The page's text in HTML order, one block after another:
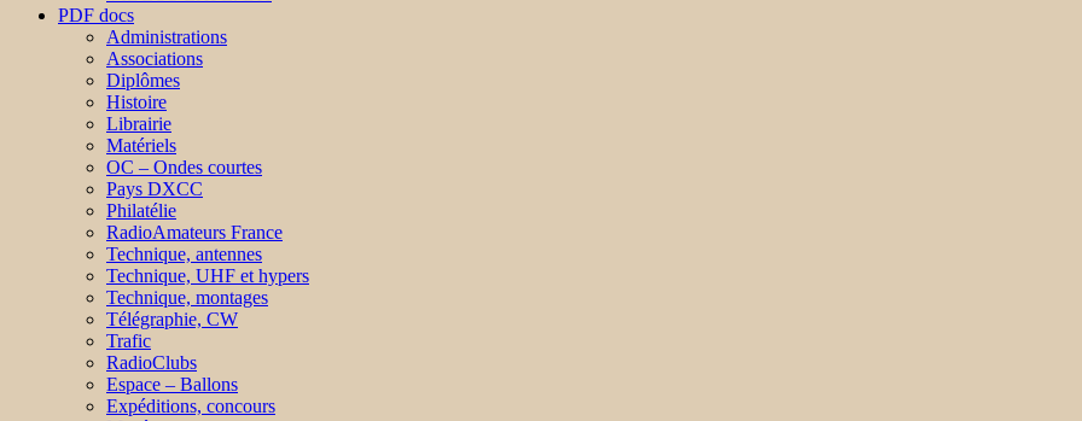
PDF docs
Administrations
Associations
Diplômes
Histoire
Librairie
Matériels
OC – Ondes courtes
Pays DXCC
Philatélie
RadioAmateurs France
Technique, antennes
Technique, UHF et hypers
Technique, montages
Télégraphie, CW
Trafic
RadioClubs
Espace – Ballons
Expéditions, concours